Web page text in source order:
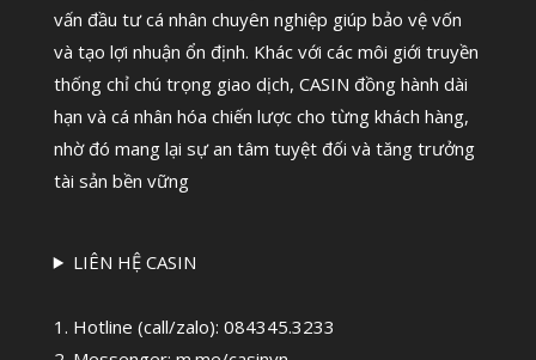
vấn đầu tư cá nhân chuyên nghiệp giúp bảo vệ vốn
và tạo lợi nhuận ổn định. Khác với các môi giới truyền
thống chỉ chú trọng giao dịch, CASIN đồng hành dài
hạn và cá nhân hóa chiến lược cho từng khách hàng,
nhờ đó mang lại sự an tâm tuyệt đối và tăng trưởng
tài sản bền vững
LIÊN HỆ CASIN
1. Hotline (call/zalo): 084345.3233